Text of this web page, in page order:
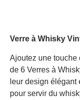
Verre à Whisky
Ajoutez une touche
de 6 Verres à
leur design élégant
pour servir du